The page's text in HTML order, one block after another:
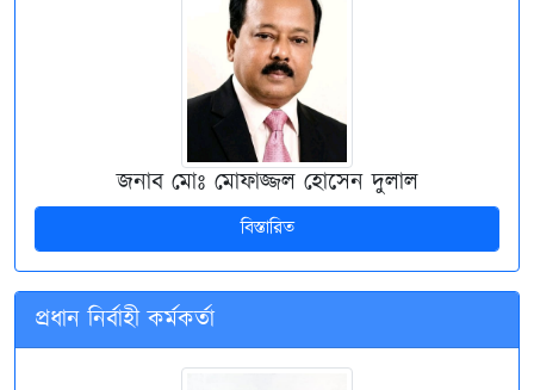
জনাব মোঃ মোফাজ্জল হোসেন দুলাল
বিস্তারিত
প্রধান নির্বাহী কর্মকর্তা